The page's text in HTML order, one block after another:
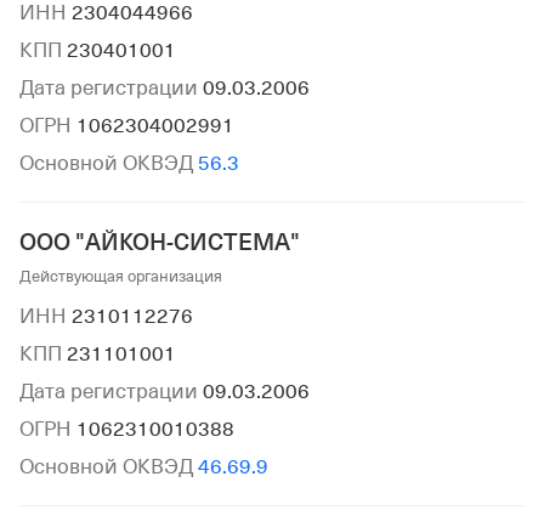
ИНН 2304044966
КПП 230401001
Дата регистрации 09.03.2006
ОГРН 1062304002991
Основной ОКВЭД 56.3
ООО "АЙКОН-СИСТЕМА"
Действующая организация
ИНН 2310112276
КПП 231101001
Дата регистрации 09.03.2006
ОГРН 1062310010388
Основной ОКВЭД 46.69.9